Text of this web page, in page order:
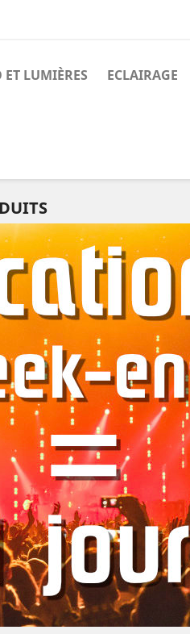
LUMIÈRES ECLAIRAGE